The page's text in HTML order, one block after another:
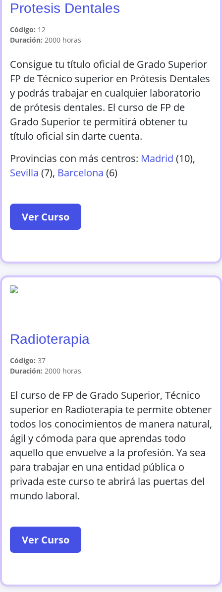
Protesis Dentales
Código: 12
Duración: 2000 horas
Consigue tu título oficial de Grado Superior
FP de Técnico superior en Prótesis Dentales
y podrás trabajar en cualquier laboratorio
de prótesis dentales. El curso de FP de
Grado Superior te permitirá obtener tu
título oficial sin darte cuenta.
Provincias con más centros: Madrid (10),
Sevilla (7), Barcelona (6)
Ver Curso
Radioterapia
Código: 37
Duración: 2000 horas
El curso de FP de Grado Superior, Técnico
superior en Radioterapia te permite obtener
todos los conocimientos de manera natural,
ágil y cómoda para que aprendas todo
aquello que envuelve a la profesión. Ya sea
para trabajar en una entidad pública o
privada este curso te abrirá las puertas del
mundo laboral.
Ver Curso